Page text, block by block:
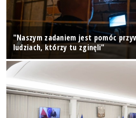
"Naszym zadaniem jest pomóc
ludziach, którzy tu zginęli"